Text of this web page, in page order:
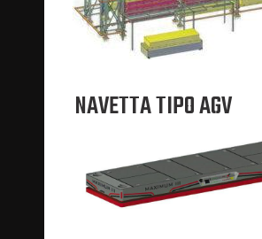
NAVETTA TIPO AGV